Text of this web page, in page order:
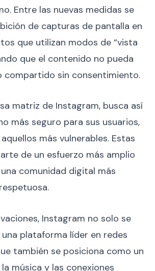
Entre las nuevas medidas se
de capturas de pantalla en
que utilizan modos de “vista
que el contenido no pueda
compartido sin consentimiento.
matriz de Instagram, busca así
más seguro para sus usuarios,
más vulnerables. Estas
de un esfuerzo más amplio
comunidad digital más
Instagram no solo se
plataforma líder en redes
también se posiciona como un
música y las conexiones